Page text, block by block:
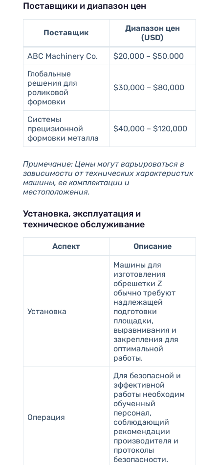
Поставщики и диапазон цен
Поставщик
Диапазон цен
(USD)
ABC Machinery Co.
$20,000 – $50,000
Глобальные
решения для
роликовой
формовки
$30,000 – $80,000
Системы
прецизионной
формовки металла
$40,000 – $120,000
Примечание: Цены могут варьироваться в
зависимости от технических характеристик
машины, ее комплектации и
местоположения.
Установка, эксплуатация и
техническое обслуживание
Аспект Описание
Установка
Машины для
изготовления
обрешетки Z
обычно требуют
надлежащей
подготовки
площадки,
выравнивания и
закрепления для
оптимальной
работы.
Операция
Для безопасной и
эффективной
работы необходим
обученный
персонал,
соблюдающий
рекомендации
производителя и
протоколы
безопасности.